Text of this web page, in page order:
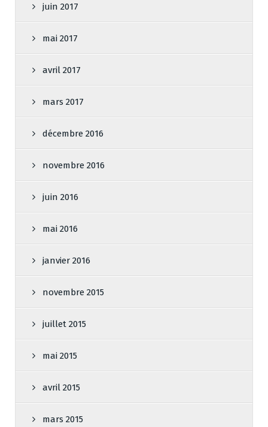
juin 2017
mai 2017
avril 2017
mars 2017
décembre 2016
novembre 2016
juin 2016
mai 2016
janvier 2016
novembre 2015
juillet 2015
mai 2015
avril 2015
mars 2015